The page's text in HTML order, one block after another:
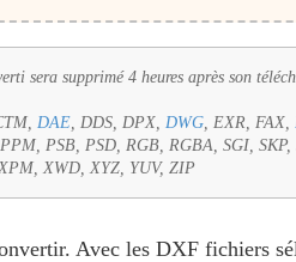
sera supprimé 4 heures après son
DAE, DDS, DPX, DWG, EXR, FAX,
PSB, PSD, RGB, RGBA, SGI, SKP,
XWD, XYZ, YUV, ZIP
Avec les DXF fichiers